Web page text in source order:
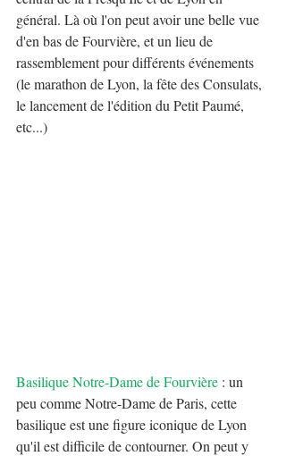
général. Là où l'on peut avoir une belle vue
d'en bas de Fourvière, et un lieu de
rassemblement pour différents événements
(le marathon de Lyon, la fête des Consulats,
le lancement de l'édition du Petit Paumé,
etc...)
Basilique Notre-Dame de Fourvière : un
peu comme Notre-Dame de Paris, cette
basilique est une figure iconique de Lyon
qu'il est difficile de contourner. On peut y